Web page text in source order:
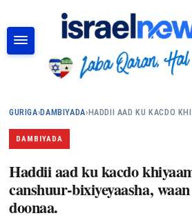
GURIGA›DAMBIYADA› HADDII AAD KU KACDO
DAMBIYADA
Haddii aad ku kacdo
canshuur-bixiyeyaasha,
doonaa.